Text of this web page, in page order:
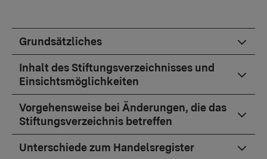
Grundsätzliches
Inhalt des Stiftungsverzeichnisses und
Einsichtsmöglichkeiten
Vorgehensweise bei Änderungen, die das
Stiftungsverzeichnis betreffen
Unterschiede zum Handelsregister